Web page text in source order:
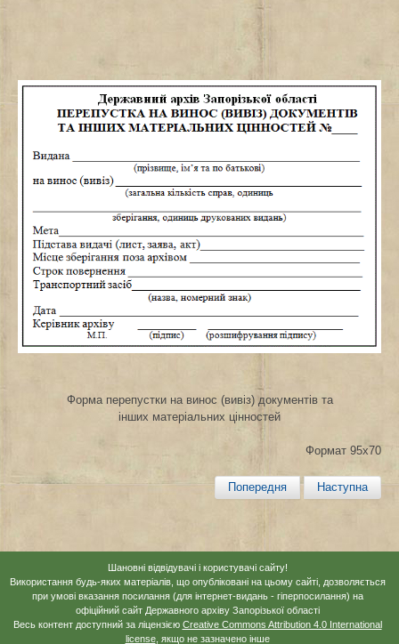
Форма перепустки на винос (вивіз) документів та
інших матеріальних цінностей
Формат 95х70
Попередня Наступна
Шановні відвідувачі і користувачі сайту!
Використання будь-яких матеріалів, що опубліковані на цьому сайті, дозволяється
при умові вказання посилання (для інтернет-видань - гіперпосилання) на
офіційний сайт Державного архіву Запорізької області
Весь контент доступний за ліцензією Creative Commons Attribution 4.0 International
license, якщо не зазначено інше